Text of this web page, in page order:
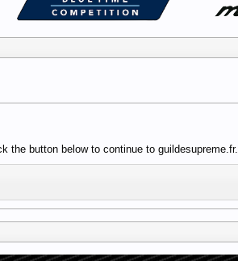
the button below to continue to guildesupreme.fr.